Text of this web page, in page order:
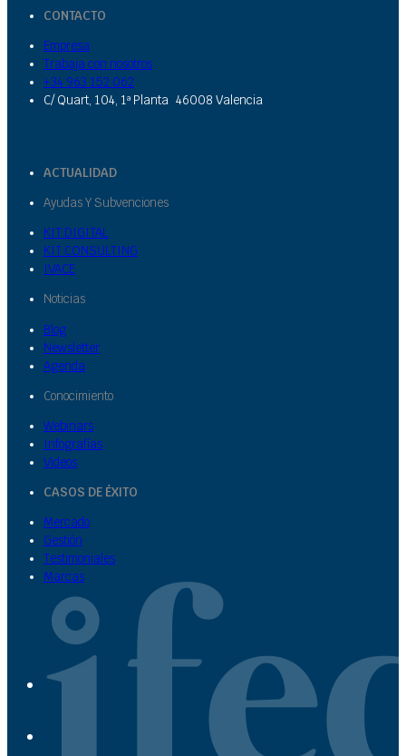
CONTACTO
Empresa
Trabaja con nosotros
+34 963 152 062
C/ Quart, 104, 1ª Planta 46008 Valencia
ACTUALIDAD
Ayudas Y Subvenciones
KIT DIGITAL
KIT CONSULTING
IVACE
Noticias
Blog
Newsletter
Agenda
Conocimiento
Webinars
Infografías
Videos
CASOS DE ÉXITO
Mercado
Gestión
Testimoniales
Marcas